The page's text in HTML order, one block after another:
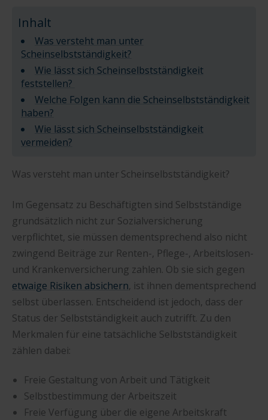
Inhalt
Was versteht man unter
Scheinselbstständigkeit?
Wie lässt sich Scheinselbstständigkeit
feststellen?
Welche Folgen kann die Scheinselbstständigkeit
haben?
Wie lässt sich Scheinselbstständigkeit
vermeiden?
Was versteht man unter Scheinselbstständigkeit?
Im Gegensatz zu Beschäftigten sind Selbstständige
grundsätzlich nicht zur Sozialversicherung
verpflichtet, sie müssen dementsprechend also nicht
zwingend Beiträge zur Renten-, Pflege-, Arbeitslosen-
und Krankenversicherung zahlen. Ob sie sich gegen
etwaige Risiken absichern, ist ihnen dementsprechend
selbst überlassen. Entscheidend ist jedoch, dass der
Status der Selbstständigkeit auch zutrifft. Zu den
Merkmalen für eine tatsächliche Selbstständigkeit
zählen dabei:
Freie Gestaltung von Arbeit und Tätigkeit
Selbstbestimmung der Arbeitszeit
Freie Verfügung über die eigene Arbeitskraft